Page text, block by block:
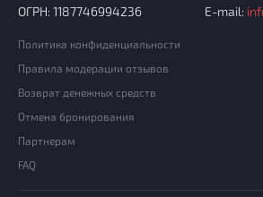
ОГРН: 1187746994236
E-mail:
Политика конфиденциальности
Правила модерации отзывов
Возврат денежных средств
Отмена бронирования
Партнерам
FAQ